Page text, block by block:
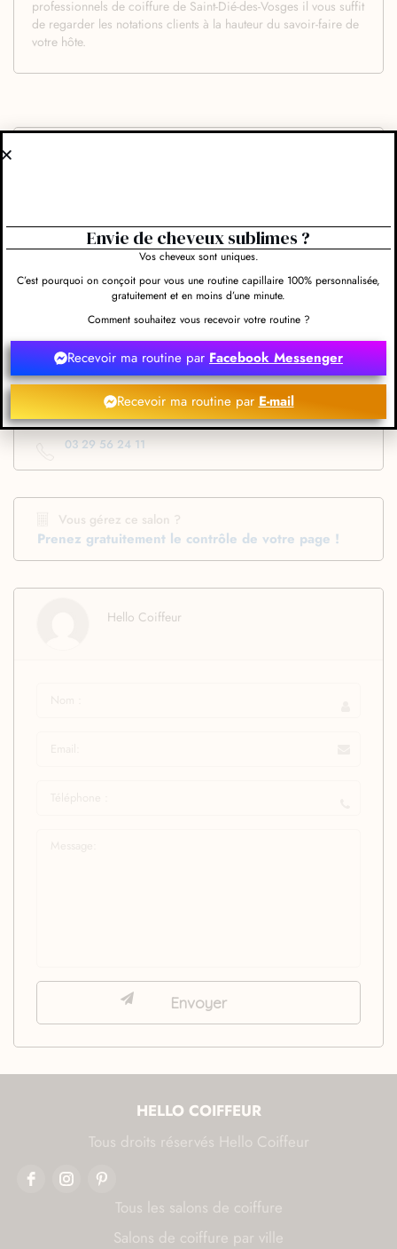
professionnels de coiffure de Saint-Dié-des-Vosges il vous suffit
de regarder les notations clients à la hauteur du savoir-faire de
votre hôte.
Leaflet
Obtenir l'itinéraire
45 Rue Thiers 88100 Saint-Dié-des-Vosges
03 29 56 24 11
Vous gérez ce salon ?
Prenez gratuitement le contrôle de votre page !
Hello Coiffeur
HELLO COIFFEUR
Tous droits réservés Hello Coiffeur
Tous les salons de coiffure
Salons de coiffure par ville
Envie de cheveux sublimes ?
Vos cheveux sont uniques.
C’est pourquoi on conçoit pour vous une routine capillaire 100% personnalisée,
gratuitement et en moins d’une minute.
Comment souhaitez vous recevoir votre routine ?
Recevoir ma routine parFacebook Messenger
Recevoir ma routine par E-mail